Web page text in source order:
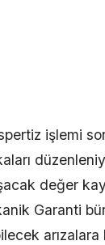
işlemi
değer
Garanti